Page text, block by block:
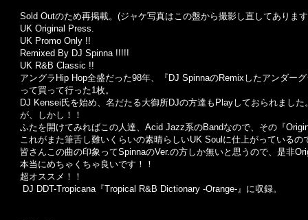
Sold Outのため再掲載。(ジャケ写真はこの盤から撮影し直してありま
UK Original Press.
UK Promo Only !!
Remixed By DJ Spinna !!!!!
UK R&B Classic !!
アングラHip Hop全盛だった98年、『DJ SpinnaのRemixしたアンダー
って買って行った1枚。
DJ Kensei氏を始め、名だたる大御所DJの方達もPlayしておられました
が、しかし！！
ふたを開けてみればこの人達、Acid Jazz系のBandなので、その『
これがまた筆舌し難いくらいの素晴らしいUK Soulに仕上がっているの
皆さんこの曲の印象ってSpinnaのVer.の方しか無いと思うので、是非
本当にめちゃくちゃ良いです！！
超オススメ！！
DJ DDT-Tropicana『Tropical R&B Dictionary -Orange-』に収録。